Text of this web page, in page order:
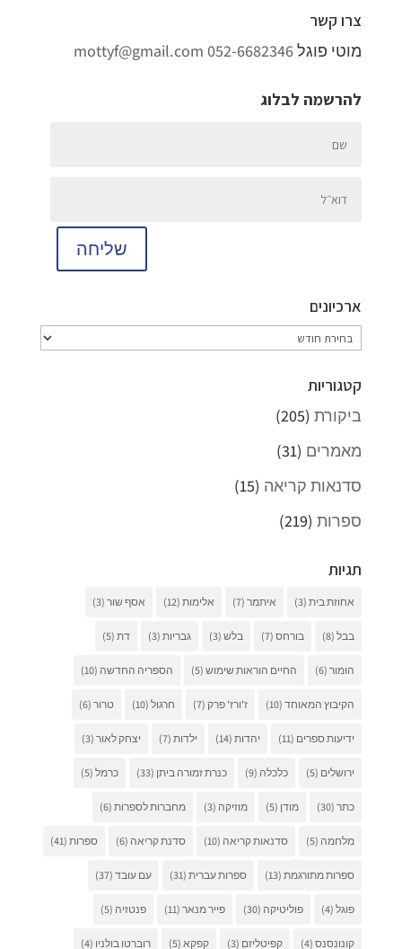
צרו קשר
מוטי פוגל052-6682346
mottyf@gmail.com
להרשמה לבלוג
שליחה
ארכיונים
ארכיונים
קטגוריות
ביקורת(205)
מאמרים (31)
סדנאות קריאה (15)
ספרות(219)
תגיות
אחוזת בית(3) איתמר(7) אלימות(12) אסף שור(3)
בבל(8) בורחס(7) בלש(3) גבריות(3) דת(5)
הומור(6) החיים הוראות שימוש(5) הספריה החדשה (10)
הקיבוץ המאוחד(10) ז'ורז' פרק(7) חרגול(10) טרור(6)
ידיעות ספרים (11) יהדות(14) ילדות(7) יצחק לאור(3)
ירושלים (5) כלכלה (9) כנרת זמורה ביתן (33) כרמל(5)
כתר(30) מודן (5) מוזיקה (3) מחברות לספרות(6)
מלחמה (5) סדנאות קריאה (10) סדנת קריאה (6) ספרות(41)
ספרות מתורגמת(13) ספרות עברית(31) עם עובד(37)
פוגל(4) פוליטיקה (30) פייר מנאר(11) פנטזיה (5)
קונונסנס(4) קפיטליזם (3) קפקא(5) רוברטו בולניו (4)